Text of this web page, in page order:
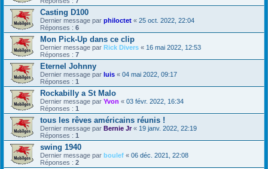
Casting D100
Dernier message par philoctet « 25 oct. 2022, 22:04
Réponses : 6
Mon Pick-Up dans ce clip
Dernier message par Rick Divers « 16 mai 2022, 12:53
Réponses : 7
Eternel Johnny
Dernier message par luis « 04 mai 2022, 09:17
Réponses : 1
Rockabilly a St Malo
Dernier message par Yvon « 03 févr. 2022, 16:34
Réponses : 1
tous les rêves américains réunis !
Dernier message par Bernie Jr« 19 janv. 2022, 22:19
Réponses : 1
swing 1940
Dernier message par boulef « 06 déc. 2021, 22:08
Réponses : 2